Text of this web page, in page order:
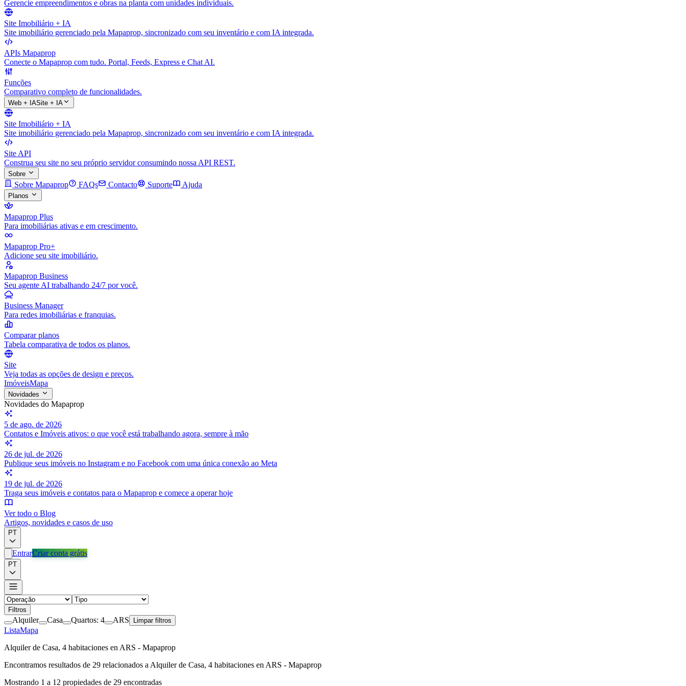
Gerencie empreendimentos e obras na planta com unidades individuais.
Site Imobiliário + IA
Site imobiliário gerenciado pela Mapaprop, sincronizado com seu inventário e com IA integrada.
APIs Mapaprop
Conecte o Mapaprop com tudo. Portal, Feeds, Express e Chat AI.
Funções
Comparativo completo de funcionalidades.
Web + IASite + IA
Site Imobiliário + IA
Site imobiliário gerenciado pela Mapaprop, sincronizado com seu inventário e com IA integrada.
Site API
Construa seu site no seu próprio servidor consumindo nossa API REST.
Sobre
Sobre Mapaprop FAQs Contacto Suporte Ajuda
Planos
Mapaprop Plus
Para imobiliárias ativas e em crescimento.
Mapaprop Pro+
Adicione seu site imobiliário.
Mapaprop Business
Seu agente AI trabalhando 24/7 por você.
Business Manager
Para redes imobiliárias e franquias.
Comparar planos
Tabela comparativa de todos os planos.
Site
Veja todas as opções de design e preços.
ImóveisMapa
Novidades
Novidades do Mapaprop
5 de ago. de 2026
Contatos e Imóveis ativos: o que você está trabalhando agora, sempre à mão
26 de jul. de 2026
Publique seus imóveis no Instagram e no Facebook com uma única conexão ao Meta
19 de jul. de 2026
Traga seus imóveis e contatos para o Mapaprop e comece a operar hoje
Ver todo o Blog
Artigos, novidades e casos de uso
PT
EntrarCriar conta grátis
PT
Filtros
Alquiler Casa Quartos: 4 ARS Limpar filtros
ListaMapa
Alquiler de Casa, 4 habitaciones en ARS - Mapaprop
Encontramos resultados de 29 relacionados a Alquiler de Casa, 4 habitaciones en ARS - Mapaprop
Mostrando 1 a 12 propiedades de 29 encontradas